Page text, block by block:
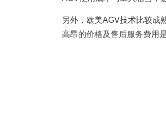
另外，欧美AGV技术比较成
高昂的价格及售后服务费用